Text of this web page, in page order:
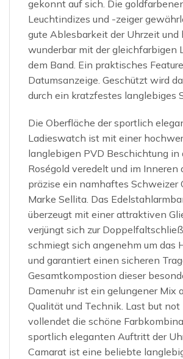
gekonnt auf sich. Die
Leuchtindizes und -zeiger
gute Ablesbarkeit der Uhrzeit und
wunderbar mit der gleichfarbigen
dem Band. Ein praktisches
Datumsanzeige. Geschützt wird
durch ein kratzfestes langlebiges
Die Oberfläche der sportlich
Ladieswatch ist mit einer
langlebigen PVD Beschichtung in
Roségold veredelt und im Inneren
präzise ein namhaftes Schweizer
Marke Sellita. Das
überzeugt mit einer attraktiven
verjüngt sich zur
schmiegt sich angenehm um das
und garantiert einen sicheren
Gesamtkompostion dieser
Damenuhr ist ein gelungener Mix
Qualität und Technik. Last but not
vollendet die schöne
sportlich eleganten Auftritt der
Camarat ist eine beliebte